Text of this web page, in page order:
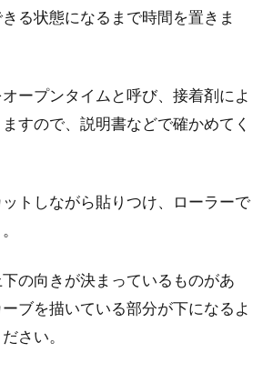
る状態になるまで時間を置きま
ープンタイムと呼び、接着剤によ
すので、説明書などで確かめてく
トしながら貼りつけ、ローラーで
の向きが決まっているものがあ
ブを描いている部分が下になるよ
さい。